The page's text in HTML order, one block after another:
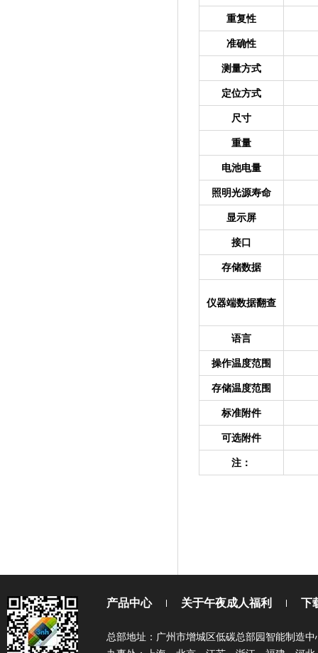
重复性
准确性
测量方式
定位方式
尺寸
重量
电池电量
照明光源寿命
显示屏
接口
存储数据
仪器端数据翻查
语言
操作温度范围
存储温度范围
标准附件
可选附件
注：
产品中心 关于午夜成人福利 下
总部地址：广州市增城区低碳总部园智能制造